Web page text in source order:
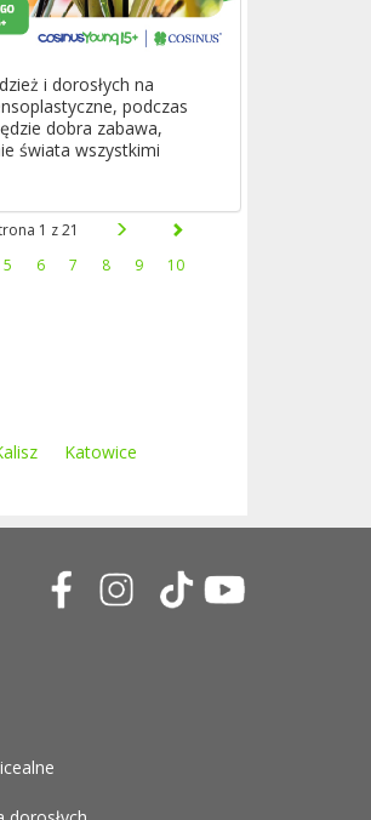
i dorosłych na
podczas
dobra zabawa,
świata wszystkimi
1 z 21
5 6 7 8 9 10
Katowice